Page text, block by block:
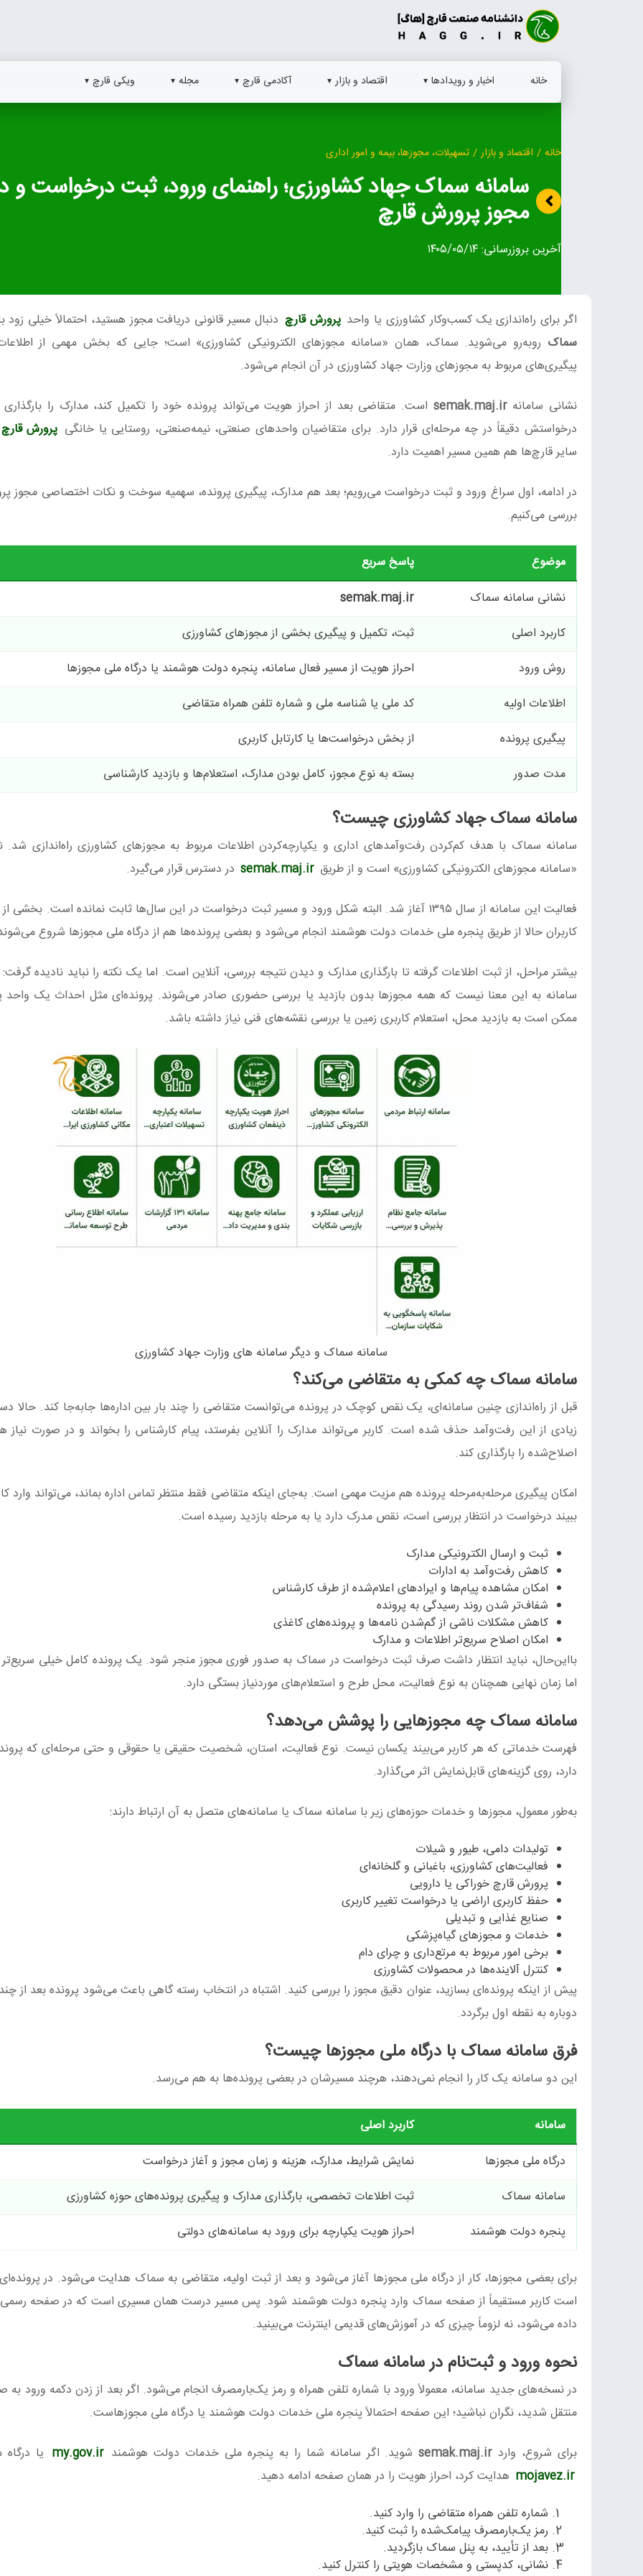
خانه اخبار و رویدادها اقتصاد و بازار آکادمی قارچ مجله ویکی قارچ
خانه / اقتصاد و بازار / تسهیلات، مجوزها، بیمه و امور اداری
سامانه سماک جهاد کشاورزی؛ راهنمای ورود، ثبت درخواست و
مجوز پرورش قارچ
آخرین بروزرسانی:۱۴۰۵/۰۵/۱۴
اگر برای راه‌اندازی یک کسب‌وکار کشاورزی یا واحد پرورش قارچ دنبال مسیر قانونی دریافت مجوز هستید، احتمالاً خیلی زود
سماک روبه‌رو می‌شوید. سماک، همان «سامانه مجوزهای الکترونیکی کشاورزی» است؛ جایی که بخش مهمی از
پیگیری‌های مربوط به مجوزهای وزارت جهاد کشاورزی در آن انجام می‌شود.
نشانی سامانهsemak.maj.ir است. متقاضی بعد از احراز هویت می‌تواند پرونده خود را تکمیل کند، مدارک را بارگذاری
درخواستش دقیقاً در چه مرحله‌ای قرار دارد. برای متقاضیان واحدهای صنعتی، نیمه‌صنعتی، روستایی یا خانگی پرورش
سایر قارچ‌ها هم همین مسیر اهمیت دارد.
در ادامه، اول سراغ ورود و ثبت درخواست می‌رویم؛ بعد هم مدارک، پیگیری پرونده، سهمیه سوخت و نکات اختصاصی مجوز
بررسی می‌کنیم.
موضوع
پاسخ سریع
نشانی سامانه سماک
semak.maj.ir
کاربرد اصلی
ثبت، تکمیل و پیگیری بخشی از مجوزهای کشاورزی
روش ورود
احراز هویت از مسیر فعال سامانه، پنجره دولت هوشمند یا درگاه ملی مجوزها
اطلاعات اولیه
کد ملی یا شناسه ملی و شماره تلفن همراه متقاضی
پیگیری پرونده
از بخش درخواست‌ها یا کارتابل کاربری
مدت صدور
بسته به نوع مجوز، کامل بودن مدارک، استعلام‌ها و بازدید کارشناسی
سامانه سماک جهاد کشاورزی چیست؟
سامانه سماک با هدف کم‌کردن رفت‌وآمدهای اداری و یکپارچه‌کردن اطلاعات مربوط به مجوزهای کشاورزی راه‌اندازی شد.
«سامانه مجوزهای الکترونیکی کشاورزی» است و از طریق semak.maj.ir در دسترس قرار می‌گیرد.
فعالیت این سامانه از سال ۱۳۹۵ آغاز شد. البته شکل ورود و مسیر ثبت درخواست در این سال‌ها ثابت نمانده است.
کاربران حالا از طریق پنجره ملی خدمات دولت هوشمند انجام می‌شود و بعضی پرونده‌ها هم از درگاه ملی مجوزها شروع
بیشتر مراحل، از ثبت اطلاعات گرفته تا بارگذاری مدارک و دیدن نتیجه بررسی، آنلاین است. اما یک نکته را نباید نادیده گرفت:
سامانه به این معنا نیست که همه مجوزها بدون بازدید یا بررسی حضوری صادر می‌شوند. پرونده‌ای مثل احداث یک واحد
ممکن است به بازدید محل، استعلام کاربری زمین یا بررسی نقشه‌های فنی نیاز داشته باشد.
سامانه سماک و دیگر سامانه های وزارت جهاد کشاورزی
سامانه سماک چه کمکی به متقاضی می‌کند؟
قبل از راه‌اندازی چنین سامانه‌ای، یک نقص کوچک در پرونده می‌توانست متقاضی را چند بار بین اداره‌ها جابه‌جا کند.
زیادی از این رفت‌وآمد حذف شده است. کاربر می‌تواند مدارک را آنلاین بفرستد، پیام کارشناس را بخواند و در صورت نیاز
اصلاح‌شده را بارگذاری کند.
امکان پیگیری مرحله‌به‌مرحله پرونده هم مزیت مهمی است. به‌جای اینکه متقاضی فقط منتظر تماس اداره بماند، می‌تواند وارد
ببیند درخواست در انتظار بررسی است، نقص مدرک دارد یا به مرحله بازدید رسیده است.
ثبت و ارسال الکترونیکی مدارک
کاهش رفت‌وآمد به ادارات
امکان مشاهده پیام‌ها و ایرادهای اعلام‌شده از طرف کارشناس
شفاف‌تر شدن روند رسیدگی به پرونده
کاهش مشکلات ناشی از گم‌شدن نامه‌ها و پرونده‌های کاغذی
امکان اصلاح سریع‌تر اطلاعات و مدارک
بااین‌حال، نباید انتظار داشت صرف ثبت درخواست در سماک به صدور فوری مجوز منجر شود. یک پرونده کامل خیلی سریع‌تر
اما زمان نهایی همچنان به نوع فعالیت، محل طرح و استعلام‌های موردنیاز بستگی دارد.
سامانه سماک چه مجوزهایی را پوشش می‌دهد؟
فهرست خدماتی که هر کاربر می‌بیند یکسان نیست. نوع فعالیت، استان، شخصیت حقیقی یا حقوقی و حتی مرحله‌ای که
دارد، روی گزینه‌های قابل‌نمایش اثر می‌گذارد.
به‌طور معمول، مجوزها و خدمات حوزه‌های زیر با سامانه سماک یا سامانه‌های متصل به آن ارتباط دارند:
تولیدات دامی، طیور و شیلات
فعالیت‌های کشاورزی، باغبانی و گلخانه‌ای
پرورش قارچ خوراکی یا دارویی
حفظ کاربری اراضی یا درخواست تغییر کاربری
صنایع غذایی و تبدیلی
خدمات و مجوزهای گیاه‌پزشکی
برخی امور مربوط به مرتع‌داری و چرای دام
کنترل آلاینده‌ها در محصولات کشاورزی
پیش از اینکه پرونده‌ای بسازید، عنوان دقیق مجوز را بررسی کنید. اشتباه در انتخاب رسته گاهی باعث می‌شود پرونده بعد از
دوباره به نقطه اول برگردد.
فرق سامانه سماک با درگاه ملی مجوزها چیست؟
این دو سامانه یک کار را انجام نمی‌دهند، هرچند مسیرشان در بعضی پرونده‌ها به هم می‌رسد.
سامانه
کاربرد اصلی
درگاه ملی مجوزها
نمایش شرایط، مدارک، هزینه و زمان مجوز و آغاز درخواست
سامانه سماک
ثبت اطلاعات تخصصی، بارگذاری مدارک و پیگیری پرونده‌های حوزه کشاورزی
پنجره دولت هوشمند
احراز هویت یکپارچه برای ورود به سامانه‌های دولتی
برای بعضی مجوزها، کار از درگاه ملی مجوزها آغاز می‌شود و بعد از ثبت اولیه، متقاضی به سماک هدایت می‌شود. در
است کاربر مستقیماً از صفحه سماک وارد پنجره دولت هوشمند شود. پس مسیر درست همان مسیری است که در صفحه
داده می‌شود، نه لزوماً چیزی که در آموزش‌های قدیمی اینترنت می‌بینید.
نحوه ورود و ثبت‌نام در سامانه سماک
در نسخه‌های جدید سامانه، معمولاً ورود با شماره تلفن همراه و رمز یک‌بارمصرف انجام می‌شود. اگر بعد از زدن دکمه ورود
منتقل شدید، نگران نباشید؛ این صفحه احتمالاً پنجره ملی خدمات دولت هوشمند یا درگاه ملی مجوزهاست.
برای شروع، وارد semak.maj.irشوید. اگر سامانه شما را به پنجره ملی خدمات دولت هوشمند my.gov.ir یا
mojavez.ir هدایت کرد، احراز هویت را در همان صفحه ادامه دهید.
شماره تلفن همراه متقاضی را وارد کنید.
رمز یک‌بارمصرف پیامک‌شده را ثبت کنید.
بعد از تأیید، به پنل سماک بازگردید.
نشانی، کدپستی و مشخصات هویتی را کنترل کنید.